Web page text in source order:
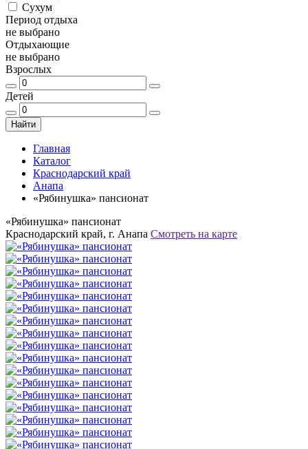
Сухум
Период отдыха
не выбрано
Отдыхающие
не выбрано
Взрослых
Детей
Найти
Главная
Каталог
Краснодарский край
Анапа
«Рябинушка» пансионат
«Рябинушка» пансионат
Краснодарский край, г. Анапа Смотреть на карте